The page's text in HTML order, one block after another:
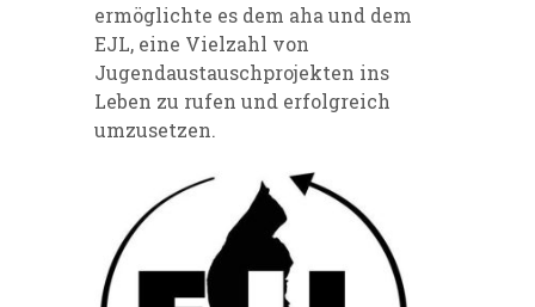
ermöglichte es dem aha und dem
EJL, eine Vielzahl von
Jugendaustauschprojekten ins
Leben zu rufen und erfolgreich
umzusetzen.